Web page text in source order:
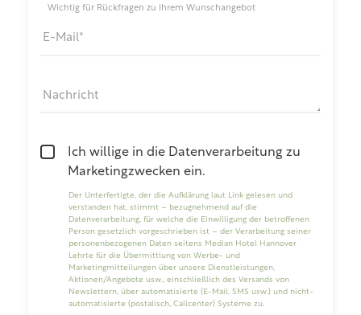
Wichtig für Rückfragen zu Ihrem Wunschangebot
E-Mail
Nachricht
Ich willige in die Datenverarbeitung zu
Marketingzwecken ein.
Der Unterfertigte, der die Aufklärung laut Link gelesen und
verstanden hat, stimmt – bezugnehmend auf die
Datenverarbeitung, für welche die Einwilligung der betroffenen
Person gesetzlich vorgeschrieben ist – der Verarbeitung seiner
personenbezogenen Daten seitens Median Hotel Hannover
Lehrte für die Übermittlung von Werbe- und
Marketingmitteilungen über unsere Dienstleistungen,
Aktionen/Angebote usw., einschließlich des Versands von
Newslettern, über automatisierte (E-Mail, SMS usw.) und nicht-
automatisierte (postalisch, Callcenter) Systeme zu.